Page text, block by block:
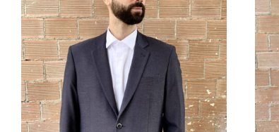
ΣΑΚΑΚΙ JEAN PIER PDP